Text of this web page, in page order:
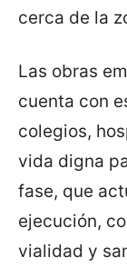
cerca de la
Las obras
cuenta con
colegios,
vida digna
fase, que
ejecución,
vialidad y